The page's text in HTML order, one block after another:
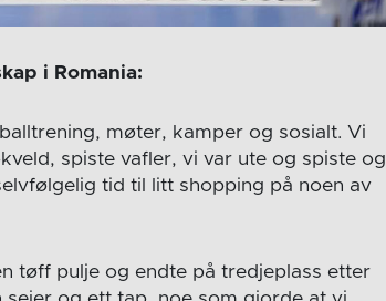
i Romania:
møter, kamper og sosialt. Vi
spiste vafler, vi var ute og spiste og
tid til litt shopping på noen av
tøff pulje og endte på tredjeplass etter